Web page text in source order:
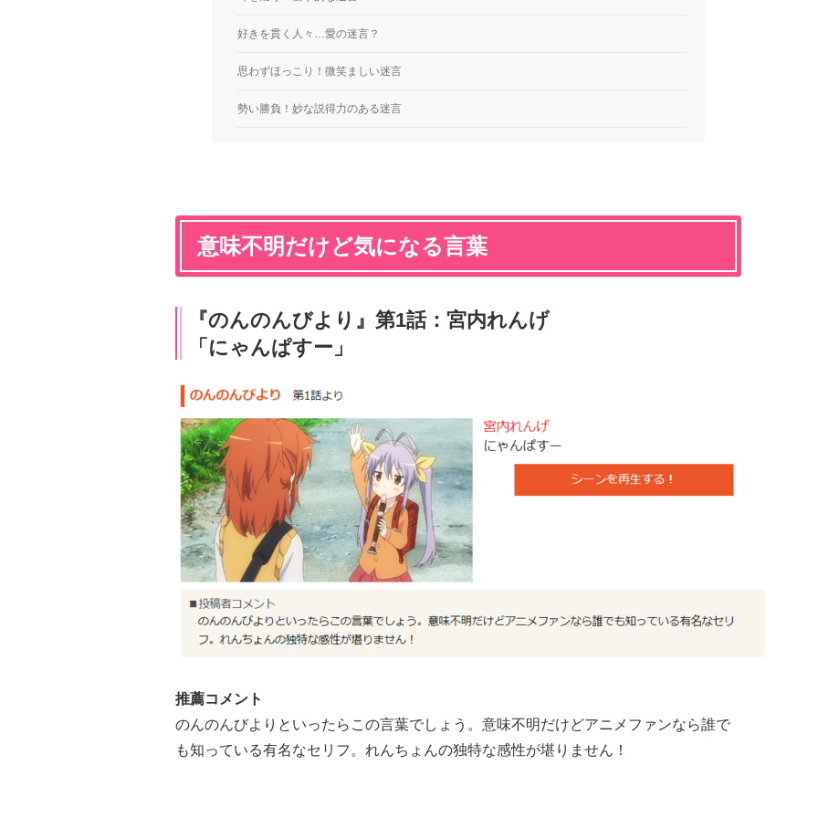
好きを貫く人々…愛の迷言？
思わずほっこり！微笑ましい迷言
勢い勝負！妙な説得力のある迷言
意味不明だけど気になる言葉
『のんのんびより』第1話：宮内れんげ
「にゃんぱすー」
推薦コメント
のんのんびよりといったらこの言葉でしょう。意味不明だけどアニメファンなら誰で
も知っている有名なセリフ。れんちょんの独特な感性が堪りません！